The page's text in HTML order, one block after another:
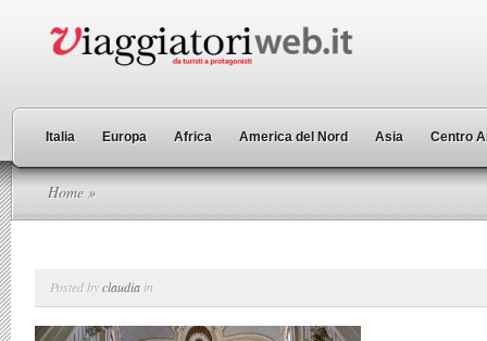
Italia Europa Africa America del Nord Asia Centro
Home »
Posted byclaudia in